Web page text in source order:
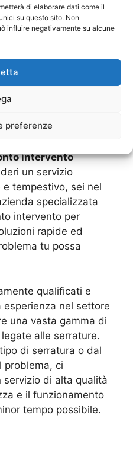
di elaborare dati come il
su questo sito. Non
influire negativamente su alcune
preferenze
serrature
intervento
un servizio
tempestivo, sei nel
specializzata
intervento per
rapide ed
tu possa
qualificati e
nel settore
una vasta gamma di
alle serrature.
di serratura o dal
problema, ci
servizio di alta qualità
e il funzionamento
tempo possibile.